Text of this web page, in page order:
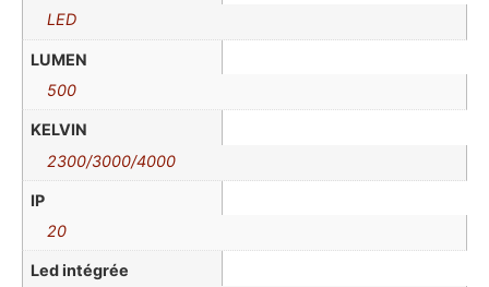
LED
LUMEN
500
KELVIN
2300/3000/4000
IP
20
Led intégrée